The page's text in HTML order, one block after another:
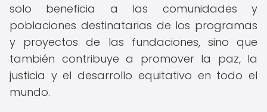
solo beneficia a las comunidades y
poblaciones destinatarias de los programas
y proyectos de las fundaciones, sino que
también contribuye a promover la paz, la
justicia y el desarrollo equitativo en todo el
mundo.